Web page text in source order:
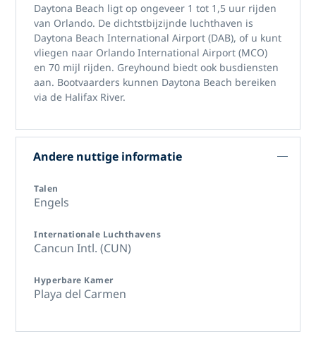
Daytona Beach ligt op ongeveer 1 tot 1,5 uur rijden
van Orlando. De dichtstbijzijnde luchthaven is
Daytona Beach International Airport (DAB), of u kunt
vliegen naar Orlando International Airport (MCO)
en 70 mijl rijden. Greyhound biedt ook busdiensten
aan. Bootvaarders kunnen Daytona Beach bereiken
via de Halifax River.
Andere nuttige informatie
Talen
Engels
Internationale Luchthavens
Cancun Intl. (CUN)
Hyperbare Kamer
Playa del Carmen